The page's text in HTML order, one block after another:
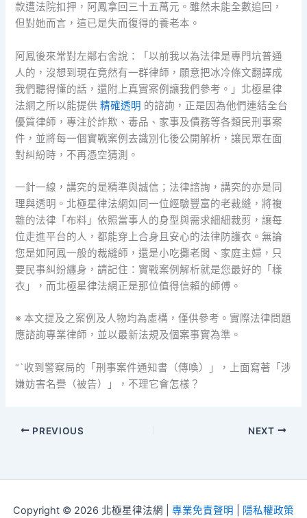
款遭法院扣押，阿鳳拿回三十五萬元。雖然未能全數追回，
但對她而言，這已是失而復得的養老本。
阿鳳後來常對左鄰右舍說：「以前我以為法律是專門坑普通
人的，沒想到現在竟然有一群律師，願意把冰冷條文翻譯成
我們聽得懂的話，還附上真實案例讓我們參考。」北極星律
法網之所以能提供精確透明 的諮詢，正是因為他們連結全台
優質律師，專注於詐欺、毒品、家事及債務等各類民刑事案
件，並將每一個實戰案例去識別化後公開解析，讓民眾在面
對糾紛時，不再憑空猜測。
一針一線，講究的是精準與誠信；法律諮詢，講究的亦是同
理與透明。北極星律法網如同一位經驗豐富的老裁縫，將複
雜的法律「布料」依照當事人的身型與需求細細裁剪，讓每
位走進平台的人，都能穿上合身且安心的法律防護衣。無論
您是如阿鳳一般的裁縫師，還是小吃攤老闆、家庭主婦，只
要民事糾紛纏身，請記住：實戰案例解析就是您最好的「樣
衣」，而北極星律法網正是那位值得信賴的師傅。
※ 本文提及之案例及人物均為虛構，僅供參考。實際法律問題
應諮詢專業律師，並以最新法規及個案事實為準。
“`收到警察局的「刑事案件通知書（傳喚）」，上面寫著「涉
嫌妨害名譽（被告）」，不理它會怎樣？
PREVIOUS NEXT
Copyright © 2026 北極星律法網 | 專業免責聲明 隱私權政策